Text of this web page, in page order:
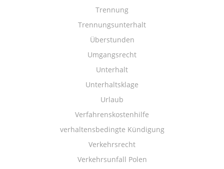
Trennung
Trennungsunterhalt
Überstunden
Umgangsrecht
Unterhalt
Unterhaltsklage
Urlaub
Verfahrenskostenhilfe
verhaltensbedingte Kündigung
Verkehrsrecht
Verkehrsunfall Polen